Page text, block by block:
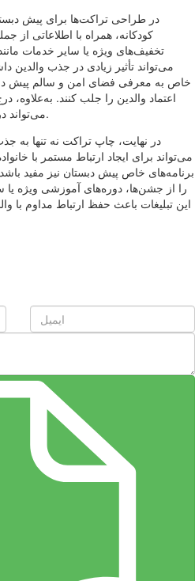
در طراحی تراکت‌ها برای پیش
کودکانه، همراه با اطلاعاتی از
تخفیف‌های ویژه یا سایر خدمات
می‌تواند تأثیر زیادی در جذب والدین
خاص به معرفی فضای امن و سالم پیش
اعتماد والدین را جلب کنند. به‌علاوه،
می‌تواند در تصمیم‌گیری والدین تأثیرگذار باشد.
در نهایت، چاپ تراکت نه تنها به
می‌تواند برای ایجاد ارتباط مستمر با
برنامه‌های خاص پیش دبستان نیز مفید
را از جشن‌ها، دوره‌های آموزشی ویژه یا
این تبلیغات باعث حفظ ارتباط مداوم با